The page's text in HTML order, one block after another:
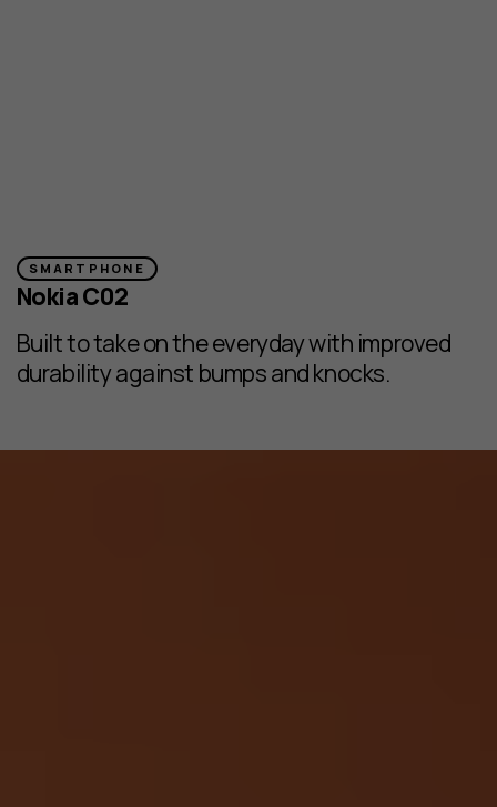
SMARTPHONE
Nokia C02
Built to take on the everyday with improved
durability against bumps and knocks.